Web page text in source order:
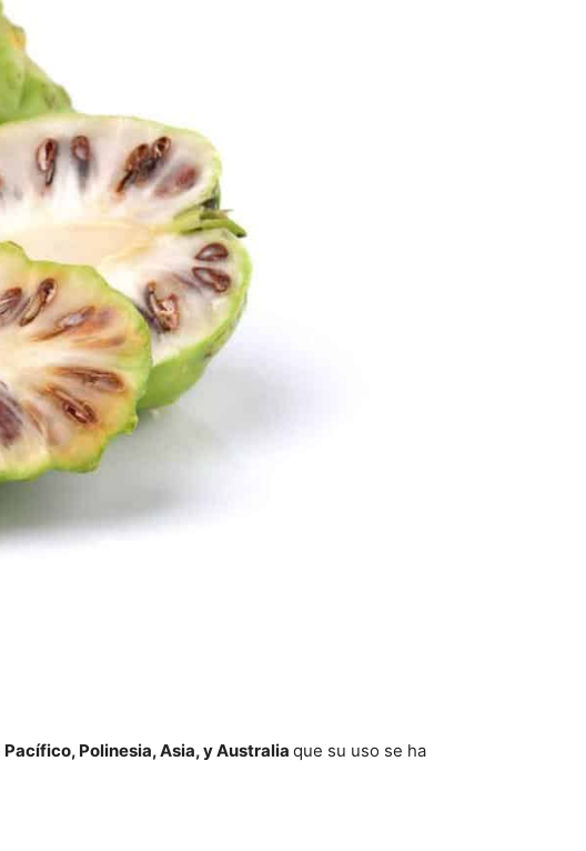
Pacífico, Polinesia, Asia, y Australia que su uso se ha